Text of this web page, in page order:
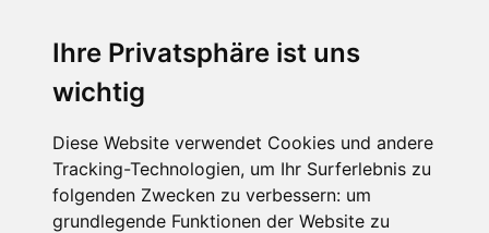
Ihre Privatsphäre ist uns
wichtig
Diese Website verwendet Cookies und andere
Tracking-Technologien, um Ihr Surferlebnis zu
folgenden Zwecken zu verbessern: um
grundlegende Funktionen der Website zu
SERVICE
Datenschutz
Nutzungsbedingungen
Kontakt